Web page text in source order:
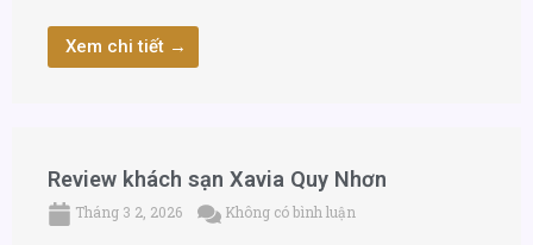
Xem chi tiết →
Review khách sạn Xavia Quy Nhơn
Tháng 3 2, 2026 Không có bình luận